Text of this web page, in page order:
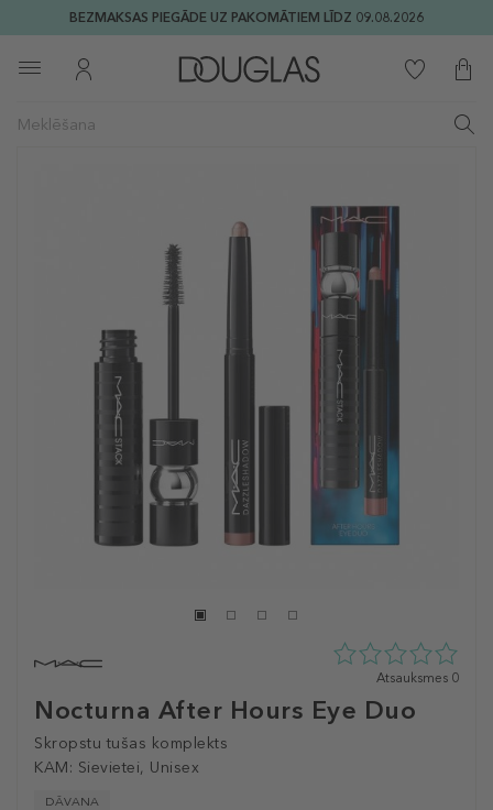
BEZMAKSAS PIEGĀDE UZ PAKOMĀTIEM LĪDZ 09.08.2026
Nocturna After Hours Eye Duo
Skropstu tušas komplekts
KAM: Sievietei, Unisex
DĀVANA
0
no
Atsauksmes 0